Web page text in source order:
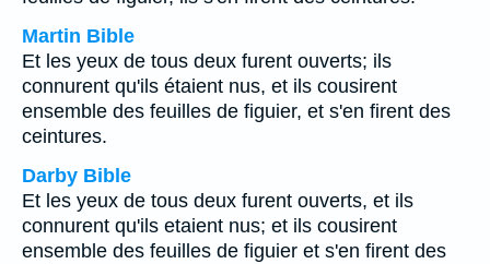
Martin Bible
Et les yeux de tous deux furent ouverts; ils
connurent qu'ils étaient nus, et ils cousirent
ensemble des feuilles de figuier, et s'en firent des
ceintures.
Darby Bible
Et les yeux de tous deux furent ouverts, et ils
connurent qu'ils etaient nus; et ils cousirent
ensemble des feuilles de figuier et s'en firent des